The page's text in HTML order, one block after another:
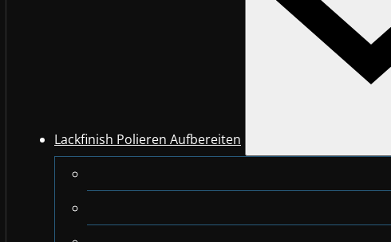
Lackfinish Polieren Aufbereiten